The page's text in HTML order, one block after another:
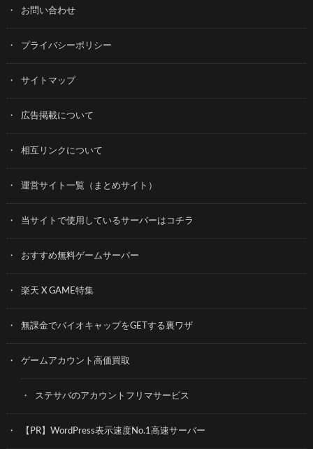
お問い合わせ
プライバシーポリシー
サイトマップ
広告掲載について
相互リンクについて
運営サイト一覧（まとめサイト）
当サイトで使用しているサーバーはコチラ
おすすめ無料ゲームサーバー
楽天 X GAME特集
無課金でバイオキャップをGETする裏ワザ
ゲームアカウント高価買取
ステサバのアカウントフリマサービス
【PR】WordPress表示速度No.1高速サーバー